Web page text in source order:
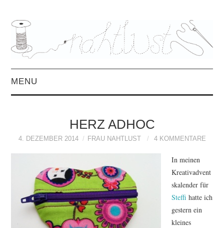
MENU
INTERVIEWS
FREEBOOKS &
HERZ ADHOC
4. DEZEMBER 2014 FRAU NAHTLUST 4 KOMMENTARE
In meinen
Kreativadvent
skalender für
Steffihatte ich
gestern ein
kleines